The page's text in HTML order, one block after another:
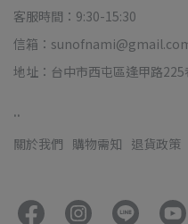
客服時間：9:30-15:30
信箱：
地址：台中市西屯區逢甲路225
..
關於我們 購物需知 退貨政策